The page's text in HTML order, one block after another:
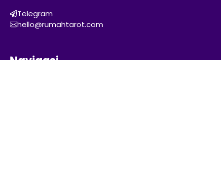
Telegram
hello@rumahtarot.com
Navigasi